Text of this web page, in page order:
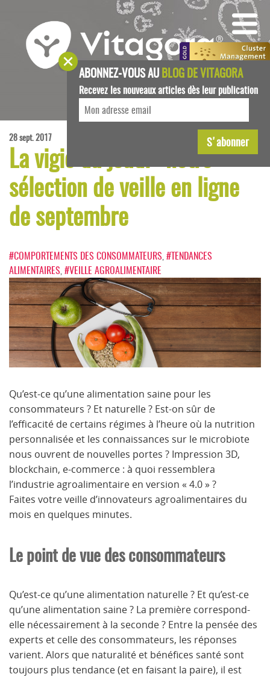
28 sept. 2017
La vigie du jeudi : notre
sélection de veille en ligne
de septembre
#COMPORTEMENTS DES CONSOMMATEURS #TENDANCES
ALIMENTAIRES #VEILLE AGROALIMENTAIRE
Qu’est-ce qu’une alimentation saine pour les
consommateurs ? Et naturelle ? Est-on sûr de
l’efficacité de certains régimes à l’heure où la nutrition
personnalisée et les connaissances sur le microbiote
nous ouvrent de nouvelles portes ? Impression 3D,
blockchain, e-commerce : à quoi ressemblera
l’industrie agroalimentaire en version « 4.0 » ?
Faites votre veille d’innovateurs agroalimentaires du
mois en quelques minutes.
Le point de vue des consommateurs
Qu’est-ce qu’une alimentation naturelle ? Et qu’est-ce
qu’une alimentation saine ? La première correspond-
elle nécessairement à la seconde ? Entre la pensée des
experts et celle des consommateurs, les réponses
varient. Alors que naturalité et bénéfices santé sont
toujours plus tendance (et en faisant la paire), il est
ABONNEZ-VOUS AUBLOG DE VITAGORA
Recevez les nouveaux articles dès leur publication